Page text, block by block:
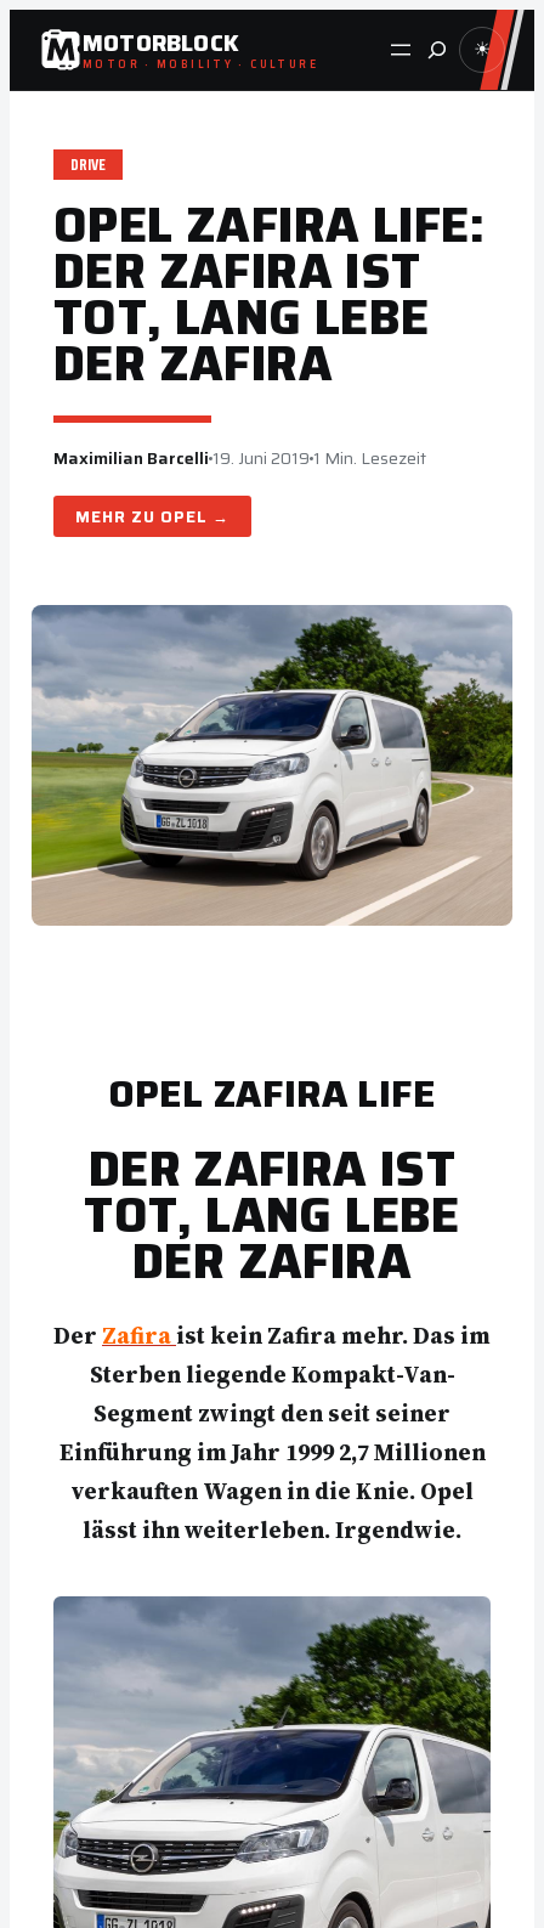
Zum
Inhalt
springen
MOTORBLOCK
MOTOR · MOBILITY · CULTURE Suche ☀
DRIVE
OPEL ZAFIRA LIFE:
DER ZAFIRA IST
TOT, LANG LEBE
DER ZAFIRA
Maximilian Barcelli 19. Juni 2019 1 Min. Lesezeit
OPEL
OPEL ZAFIRA LIFE
DER ZAFIRA IST
TOT, LANG LEBE
DER ZAFIRA
Der Zafiraist kein Zafira mehr. Das im
Sterben liegende Kompakt-Van-
Segment zwingt den seit seiner
Einführung im Jahr 1999 2,7 Millionen
verkauften Wagen in die Knie. Opel
lässt ihn weiterleben. Irgendwie.